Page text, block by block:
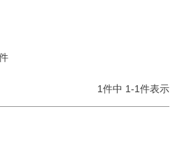
1件中 1-1件表示